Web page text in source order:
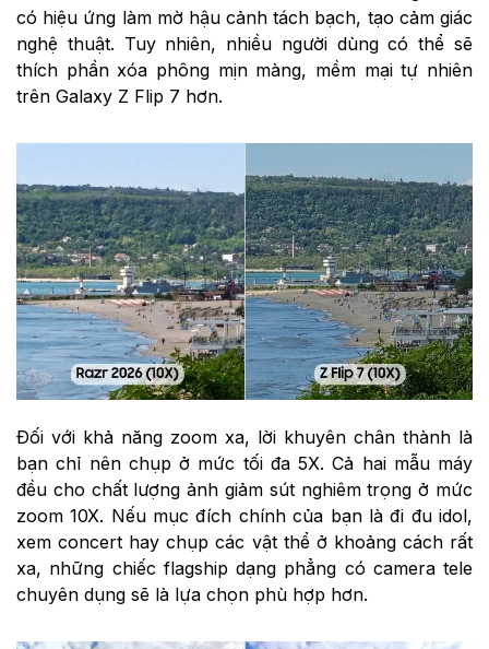
có hiệu ứng làm mờ hậu cảnh tách bạch, tạo cảm giác
nghệ thuật. Tuy nhiên, nhiều người dùng có thể sẽ
thích phần xóa phông mịn màng, mềm mại tự nhiên
trên Galaxy Z Flip 7 hơn.
Đối với khả năng zoom xa, lời khuyên chân thành là
bạn chỉ nên chụp ở mức tối đa 5X. Cả hai mẫu máy
đều cho chất lượng ảnh giảm sút nghiêm trọng ở mức
zoom 10X. Nếu mục đích chính của bạn là đi đu idol,
xem concert hay chụp các vật thể ở khoảng cách rất
xa, những chiếc flagship dạng phẳng có camera tele
chuyên dụng sẽ là lựa chọn phù hợp hơn.